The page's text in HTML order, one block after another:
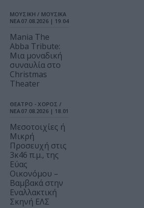
ΜΟΥΣΙΚΗ / ΜΟΥΣΙΚΑ
ΝΕΑ 07.08.2026 | 19.04
Mania The
Abba Tribute:
Μια μοναδική
συναυλία στο
Christmas
Theater
ΘΕΑΤΡΟ - ΧΟΡΟΣ /
ΝΕΑ 07.08.2026 | 18.01
Μεσοτοιχίες ή
Μικρή
Προσευχή στις
3κ46 π.μ., της
Εύας
Οικονόμου –
Βαμβακά στην
Εναλλακτική
Σκηνή ΕΛΣ